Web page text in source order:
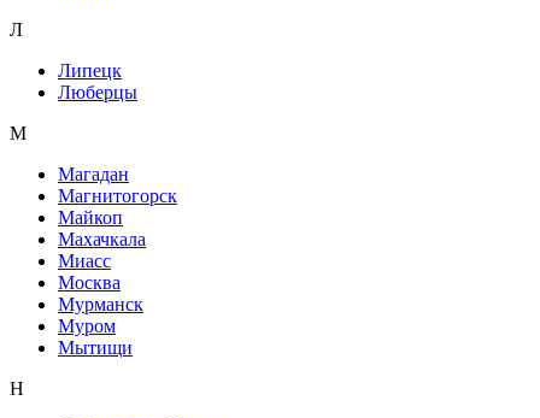
Л
Липецк
Люберцы
М
Магадан
Магнитогорск
Майкоп
Махачкала
Миасс
Москва
Мурманск
Муром
Мытищи
Н